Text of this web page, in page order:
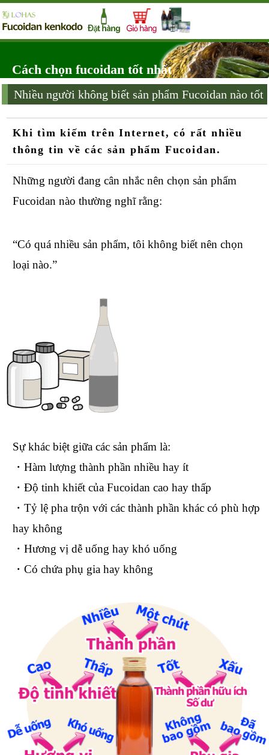
Cách chọn fucoidan tốt nhất
Nhiều người không biết sản phẩm Fucoidan nào tốt
Khi tìm kiếm trên Internet, có rất nhiều
thông tin về các sản phẩm Fucoidan.
Những người đang cân nhắc nên chọn sản phẩm
Fucoidan nào thường nghĩ rằng:
“Có quá nhiều sản phẩm, tôi không biết nên chọn
loại nào.”
Sự khác biệt giữa các sản phẩm là:
・Hàm lượng thành phần nhiều hay ít
・Độ tinh khiết của Fucoidan cao hay thấp
・Tỷ lệ pha trộn với các thành phần khác có phù hợp
hay không
・Hương vị dễ uống hay khó uống
・Có chứa phụ gia hay không